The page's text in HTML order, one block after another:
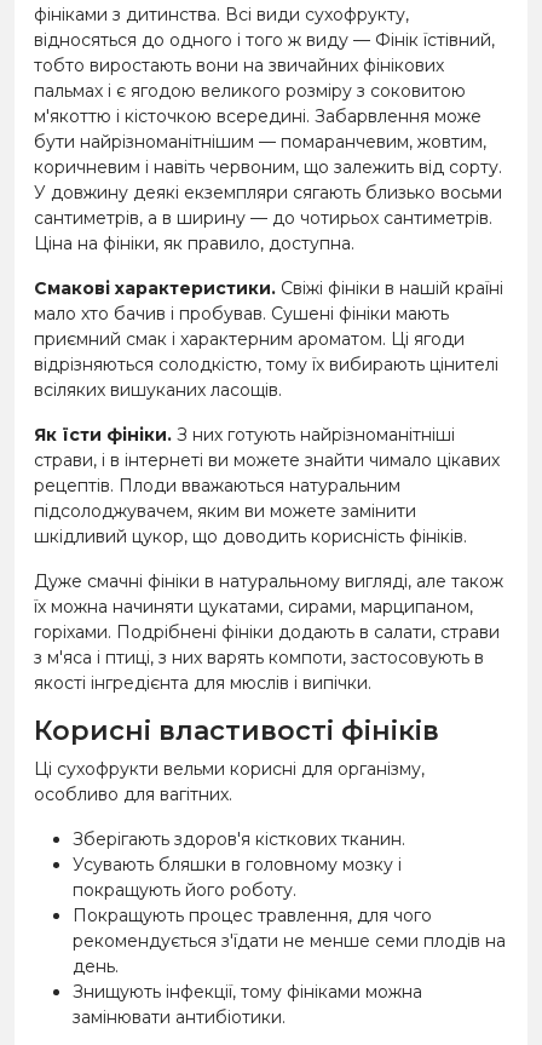
фініками з дитинства. Всі види сухофрукту,
відносяться до одного і того ж виду — Фінік їстівний,
тобто виростають вони на звичайних фінікових
пальмах і є ягодою великого розміру з соковитою
м'якоттю і кісточкою всередині. Забарвлення може
бути найрізноманітнішим — помаранчевим, жовтим,
коричневим і навіть червоним, що залежить від сорту.
У довжину деякі екземпляри сягають близько восьми
сантиметрів, а в ширину — до чотирьох сантиметрів.
Ціна на фініки, як правило, доступна.
Смакові характеристики. Свіжі фініки в нашій країні
мало хто бачив і пробував. Сушені фініки мають
приємний смак і характерним ароматом. Ці ягоди
відрізняються солодкістю, тому їх вибирають цінителі
всіляких вишуканих ласощів.
Як їсти фініки. З них готують найрізноманітніші
страви, і в інтернеті ви можете знайти чимало цікавих
рецептів. Плоди вважаються натуральним
підсолоджувачем, яким ви можете замінити
шкідливий цукор, що доводить корисність фініків.
Дуже смачні фініки в натуральному вигляді, але також
їх можна начиняти цукатами, сирами, марципаном,
горіхами. Подрібнені фініки додають в салати, страви
з м'яса і птиці, з них варять компоти, застосовують в
якості інгредієнта для мюслів і випічки.
Корисні властивості фініків
Ці сухофрукти вельми корисні для організму,
особливо для вагітних.
Зберігають здоров'я кісткових тканин.
Усувають бляшки в головному мозку і
покращують його роботу.
Покращують процес травлення, для чого
рекомендується з'їдати не менше семи плодів на
день.
Знищують інфекції, тому фініками можна
замінювати антибіотики.